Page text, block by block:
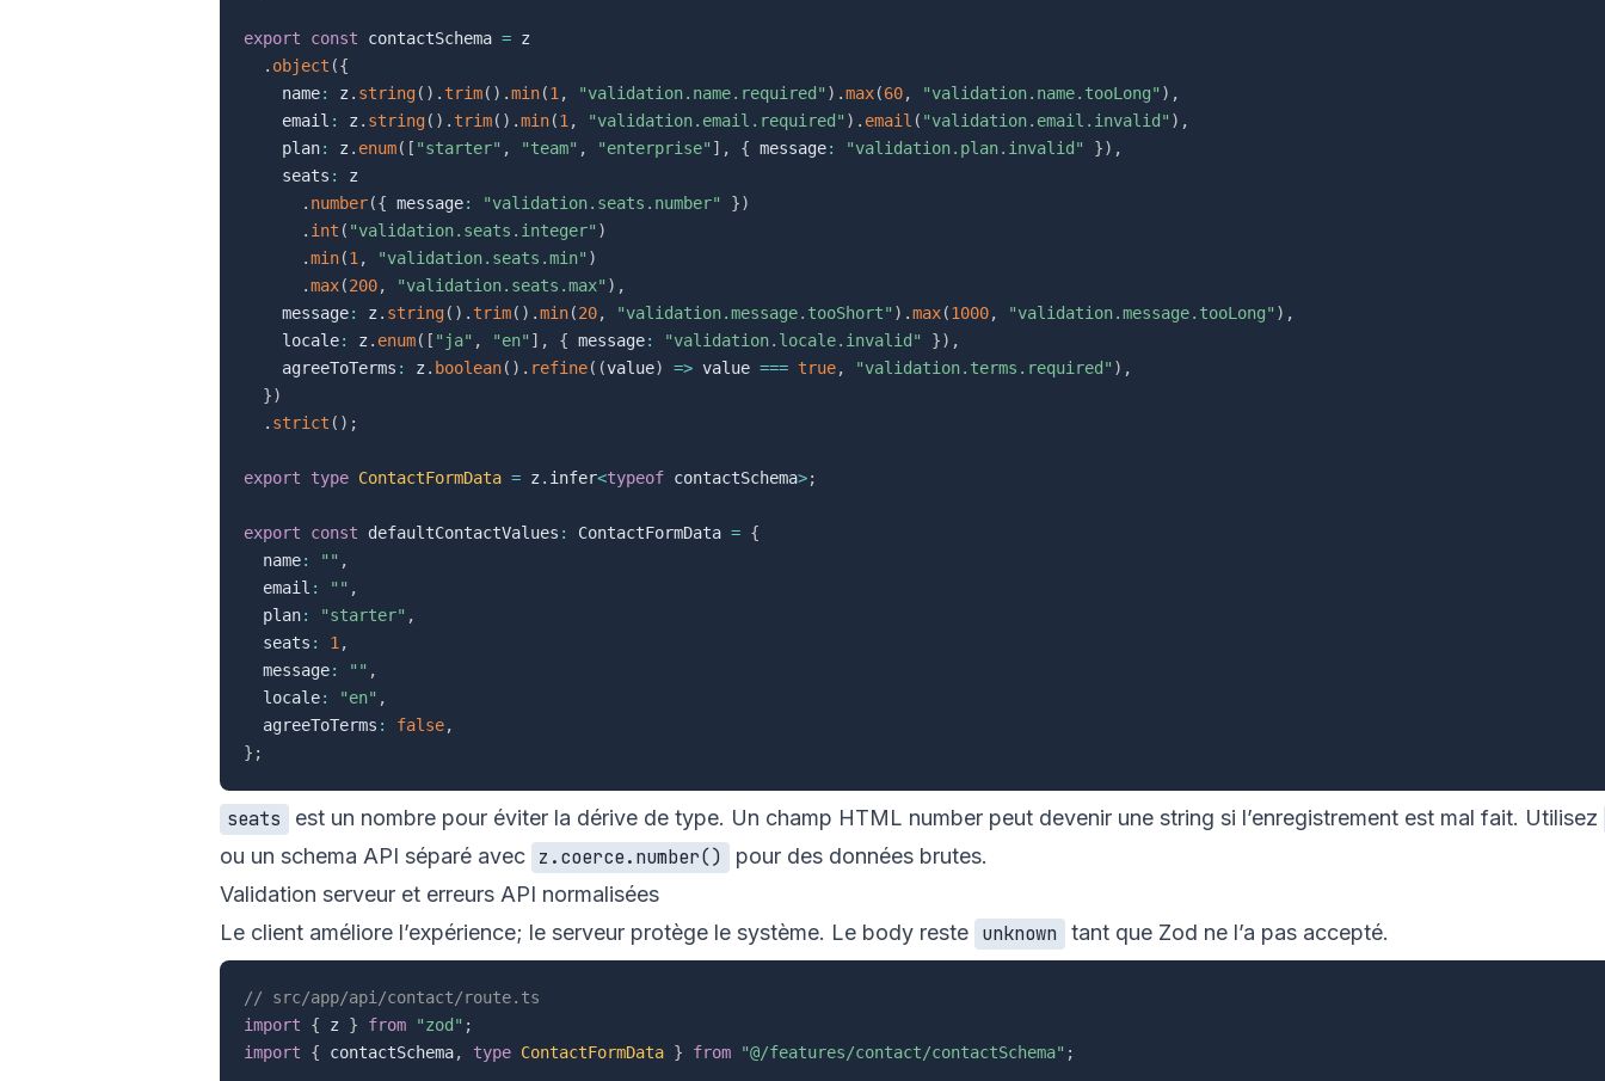
export const contactSchema = z
. object ({
    name
: z . string( ) . trim( ) .min(1, "validation.name.required" ) .max(60, "validation.name.tooLong" ) ,
    email
: z . string( ) . trim( ) .min(1, "validation.email.required" ) . email ( "validation.email.invalid" ) ,
    plan
: z . enum( [ "starter" , "team" , "enterprise" ] , { message: "validation.plan.invalid" }) ,
    seats
:
z
. number({ message: "validation.seats.number" })
. int ( "validation.seats.integer" )
.min(1, "validation.seats.min" )
.max(200, "validation.seats.max" ) ,
    message
: z . string( ) . trim( ) .min(20, "validation.message.tooShort" ) .max(1000, "validation.message.tooLong" ) ,
    locale
: z . enum( [ "ja" , "en" ] , { message: "validation.locale.invalid" }) ,
    agreeToTerms
: z . boolean( ) . refine( (value) => value === true, "validation.terms.required" ) ,
})
. strict ( ) ;
export type ContactFormData = z . infer<typeof contactSchema>;
export const defaultContactValues : ContactFormData = {
  name
: "" ,
  email
: "" ,
  plan
: "starter" ,
  seats
: 1,
  message
: "" ,
  locale
: "en" ,
  agreeToTerms
: false,
} ;
seats
est un nombre pour éviter la dérive de type. Un champ HTML number peut devenir une string si l’enregistrement est mal fait. Utilisez
ou un schema API séparé avec z.coerce.number()
pour des données brutes.
Validation serveur et erreurs API normalisées
Le client améliore l’expérience; le serveur protège le système. Le body reste unknown tant que Zod ne l’a pas accepté.
// src/app/api/contact/route.ts
import
{ z } from "zod" ;
import
{ contactSchema, type ContactFormData } from "@/features/contact/contactSchema" ;